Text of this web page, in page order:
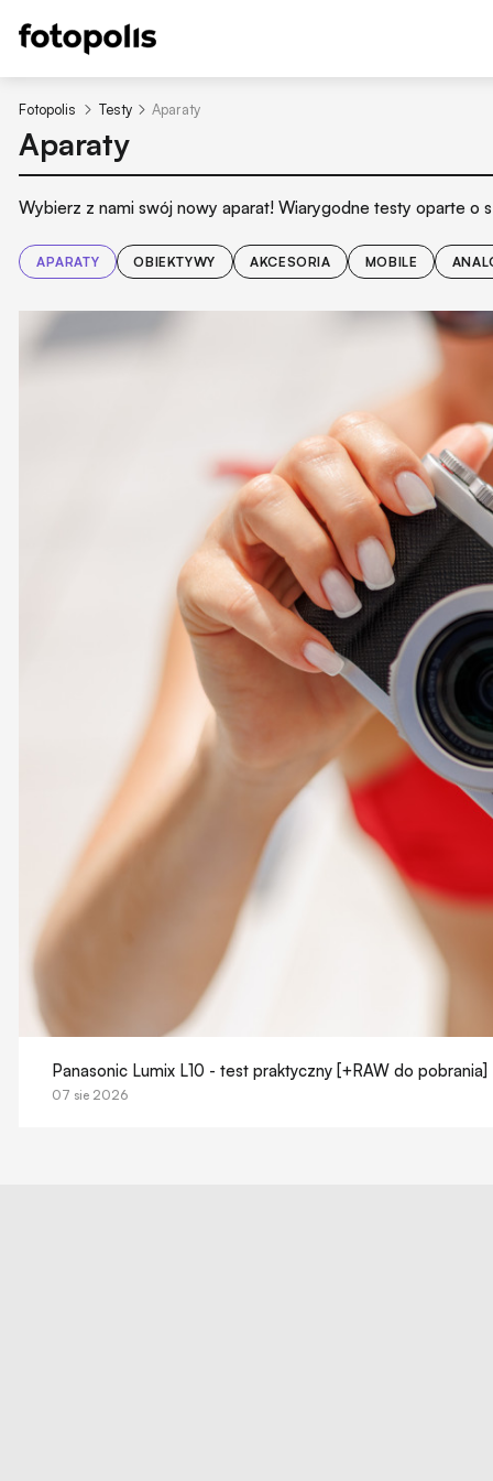
Fotopolis Testy Aparaty
Aparaty
Wybierz z nami swój nowy aparat! Wiarygodne testy oparte o
APARATY OBIEKTYWY AKCESORIA MOBILE
Panasonic Lumix L10 - test praktyczny [+RAW do pobrania]
07 sie 2026